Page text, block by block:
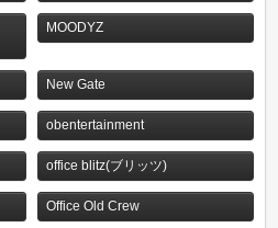
MOODYZ
New Gate
obentertainment
office blitz(ブリッツ)
Office Old Crew